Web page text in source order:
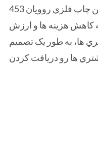
کند و همچنین یک
را دارد. ذخیره ی
بالاتر، کاهش
دسته های مختلفی
بعد از دهه ها توسعه، ماشين چاپ فلزي روويان 453
کاهش هزينه ها و ارزش
ها، به طور يک تصميم
ها رو دريافت کردن